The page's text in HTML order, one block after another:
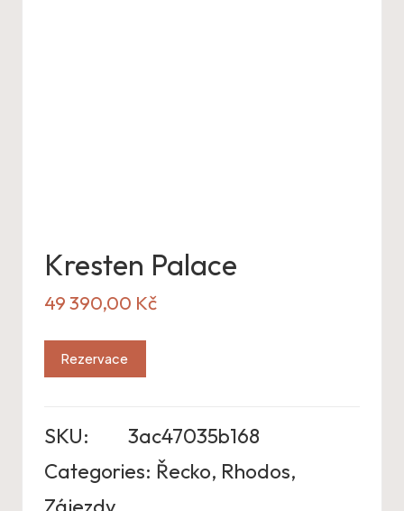
Kresten Palace
49 390,00 Kč
Rezervace
SKU:
3ac47035b168
Categories: Řecko, Rhodos,